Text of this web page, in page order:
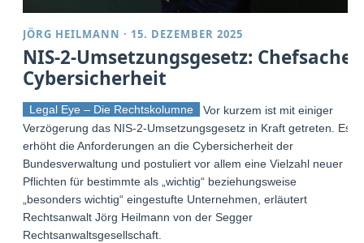
JÖRG HEILMANN · 15. DEZEMBER 2025
NIS-2-Umsetzungsgesetz: Chefsache
Cybersicherheit
Legal Eye – Die Rechtskolumne
Vor kurzem ist mit einiger
Verzögerung das NIS-2-Umsetzungsgesetz in Kraft getreten. Es
erhöht die Anforderungen an die Cybersicherheit der
Bundesverwaltung und postuliert vor allem eine Vielzahl neuer
Pflichten für bestimmte als „wichtig“ beziehungsweise
„besonders wichtig“ eingestufte Unternehmen, erläutert
Rechtsanwalt Jörg Heilmann von der Segger
Rechtsanwaltsgesellschaft.